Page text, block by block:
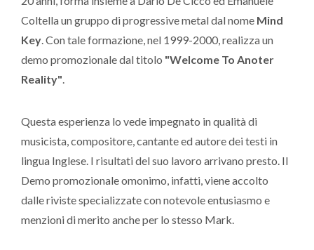
Coltella un gruppo di progressive metal dal nome Mind
Key . Con tale formazione, nel 1999-2000, realizza un
demo promozionale dal titolo "Welcome To Anoter
Reality"
Questa esperienza lo vede impegnato in qualità di
musicista, compositore, cantante ed autore dei testi in
lingua Inglese. I risultati del suo lavoro arrivano presto. Il
Demo promozionale omonimo, infatti, viene accolto
dalle riviste specializzate con notevole entusiasmo e
menzioni di merito anche per lo stesso Mark.